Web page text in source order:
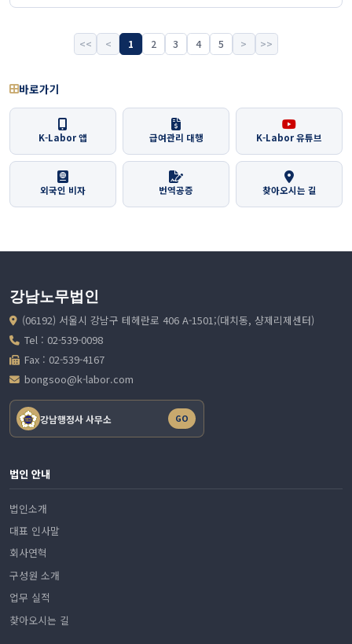
<< < 1 2 3 4 5 > >>
바로가기
K-Labor 앱 급여관리 대행 K-Labor 유튜브
외국인 비자 번역공증 찾아오시는 길
강남노무법인
(06192) 서울시 강남구 테헤란로 406 A-1501;(대치동, 샹제리제센터)
Tel : 02-539-0098
Fax : 02-539-4167
bongsoo@k-labor.com
강남행정사 사무소 GO
법인 안내
법인소개
대표 인사말
회사연혁
구성원 소개
업무 실적
찾아오시는 길